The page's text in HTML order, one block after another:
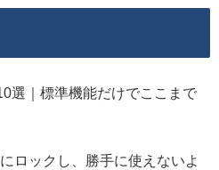
選｜標準機能だけでここまで
ロックし、勝手に使えないよ